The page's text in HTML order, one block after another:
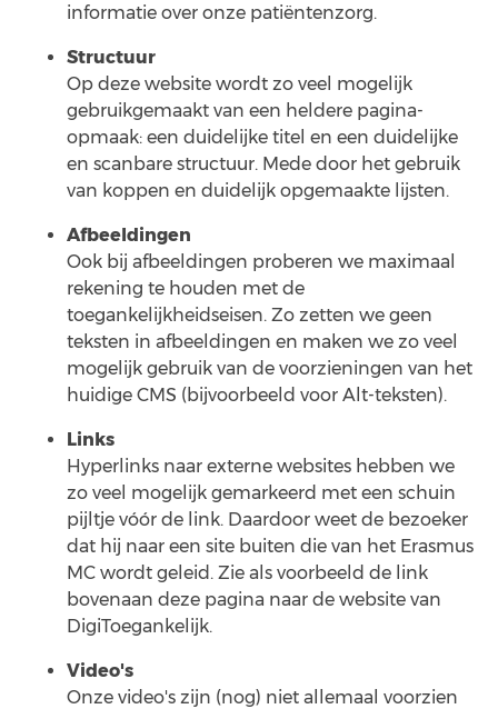
informatie over onze patiëntenzorg.
Structuur
Op deze website wordt zo veel mogelijk
gebruikgemaakt van een heldere pagina-
opmaak: een duidelijke titel en een duidelijke
en scanbare structuur. Mede door het gebruik
van koppen en duidelijk opgemaakte lijsten.
Afbeeldingen
Ook bij afbeeldingen proberen we maximaal
rekening te houden met de
toegankelijkheidseisen. Zo zetten we geen
teksten in afbeeldingen en maken we zo veel
mogelijk gebruik van de voorzieningen van het
huidige CMS (bijvoorbeeld voor Alt-teksten).
Links
Hyperlinks naar externe websites hebben we
zo veel mogelijk gemarkeerd met een schuin
pijltje vóór de link. Daardoor weet de bezoeker
dat hij naar een site buiten die van het Erasmus
MC wordt geleid. Zie als voorbeeld de link
bovenaan deze pagina naar de website van
DigiToegankelijk.
Video's
Onze video's zijn (nog) niet allemaal voorzien